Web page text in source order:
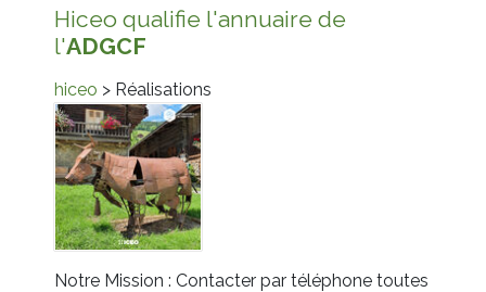
Hiceo qualifie l'annuaire de
l'ADGCF
hiceo > Réalisations
Notre Mission : Contacter par téléphone toutes